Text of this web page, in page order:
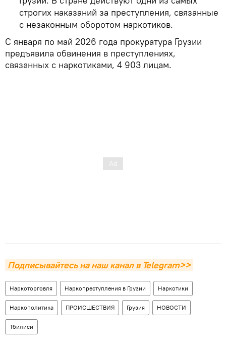
строгих наказаний за преступления, связанные
с незаконным оборотом наркотиков.
С января по май 2026 года прокуратура Грузии
предъявила обвинения в преступлениях,
связанных с наркотиками, 4 903 лицам.
Подписывайтесь на наш канал в Telegram>>
Наркоторговля Наркопреступления в Грузии Наркотики
Наркополитика ПРОИСШЕСТВИЯ Грузия НОВОСТИ
Тбилиси